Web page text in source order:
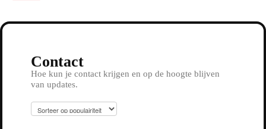
Contact
Hoe kun je contact krijgen en op de hoogte blijven
van updates.